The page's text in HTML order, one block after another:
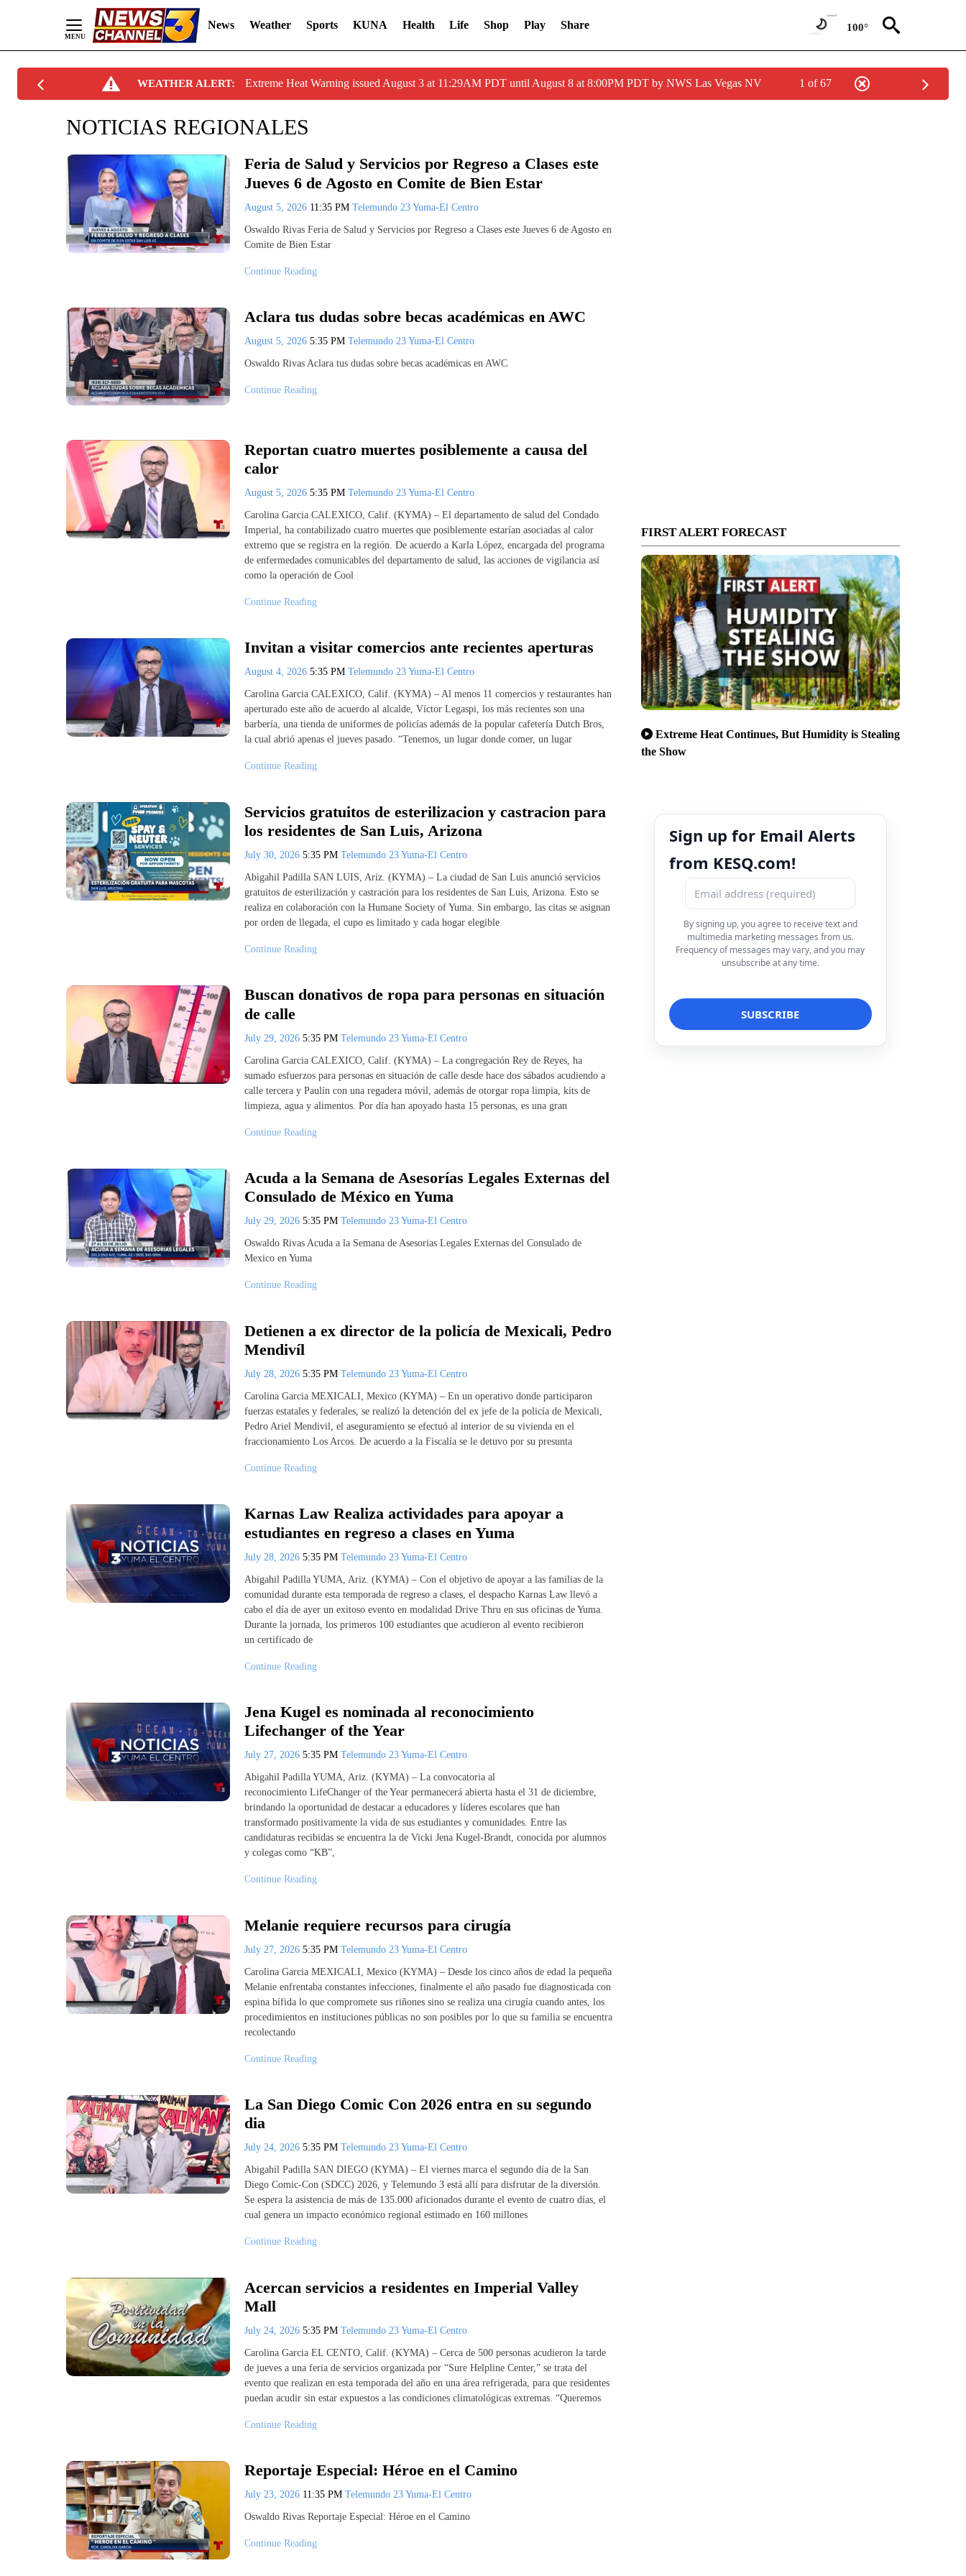
News Weather Sports KUNA Health Life Shop Play Share 100°
WEATHER ALERT: Extreme Heat Warning issued August 3 at 11:29AM PDT until August 8 at 8:00PM PDT by NWS Las Vegas NV 1 of 67
NOTICIAS REGIONALES
Feria de Salud y Servicios por Regreso a Clases este
Jueves 6 de Agosto en Comite de Bien Estar
August 5, 2026 11:35 PM Telemundo 23 Yuma-El Centro
Oswaldo Rivas Feria de Salud y Servicios por Regreso a Clases este Jueves 6 de Agosto en
Comite de Bien Estar
Continue Reading
Aclara tus dudas sobre becas académicas en AWC
August 5, 2026 5:35 PM Telemundo 23 Yuma-El Centro
Oswaldo Rivas Aclara tus dudas sobre becas académicas en AWC
Continue Reading
Reportan cuatro muertes posiblemente a causa del
calor
August 5, 2026 5:35 PM Telemundo 23 Yuma-El Centro
Carolina Garcia CALEXICO, Calif. (KYMA) – El departamento de salud del Condado
Imperial, ha contabilizado cuatro muertes que posiblemente estarían asociadas al calor
extremo que se registra en la región. De acuerdo a Karla López, encargada del programa
de enfermedades comunicables del departamento de salud, las acciones de vigilancia así
como la operación de Cool
Continue Reading
Invitan a visitar comercios ante recientes aperturas
August 4, 2026 5:35 PM Telemundo 23 Yuma-El Centro
Carolina Garcia CALEXICO, Calif. (KYMA) – Al menos 11 comercios y restaurantes han
aperturado este año de acuerdo al alcalde, Víctor Legaspi, los más recientes son una
barbería, una tienda de uniformes de policías además de la popular cafetería Dutch Bros,
la cual abrió apenas el jueves pasado. “Tenemos, un lugar donde comer, un lugar
Continue Reading
Servicios gratuitos de esterilizacion y castracion para
los residentes de San Luis, Arizona
July 30, 2026 5:35 PM Telemundo 23 Yuma-El Centro
Abigahil Padilla SAN LUIS, Ariz. (KYMA) – La ciudad de San Luis anunció servicios
gratuitos de esterilización y castración para los residentes de San Luis, Arizona. Esto se
realiza en colaboración con la Humane Society of Yuma. Sin embargo, las citas se asignan
por orden de llegada, el cupo es limitado y cada hogar elegible
Continue Reading
Buscan donativos de ropa para personas en situación
de calle
July 29, 2026 5:35 PM Telemundo 23 Yuma-El Centro
Carolina Garcia CALEXICO, Calif. (KYMA) – La congregación Rey de Reyes, ha
sumado esfuerzos para personas en situación de calle desde hace dos sábados acudiendo a
calle tercera y Paulín con una regadera móvil, además de otorgar ropa limpia, kits de
limpieza, agua y alimentos. Por día han apoyado hasta 15 personas, es una gran
Continue Reading
Acuda a la Semana de Asesorías Legales Externas del
Consulado de México en Yuma
July 29, 2026 5:35 PM Telemundo 23 Yuma-El Centro
Oswaldo Rivas Acuda a la Semana de Asesorias Legales Externas del Consulado de
Mexico en Yuma
Continue Reading
Detienen a ex director de la policía de Mexicali, Pedro
Mendivíl
July 28, 2026 5:35 PM Telemundo 23 Yuma-El Centro
Carolina Garcia MEXICALI, Mexico (KYMA) – En un operativo donde participaron
fuerzas estatales y federales, se realizó la detención del ex jefe de la policía de Mexicali,
Pedro Ariel Mendivil, el aseguramiento se efectuó al interior de su vivienda en el
fraccionamiento Los Arcos. De acuerdo a la Fiscalía se le detuvo por su presunta
Continue Reading
Karnas Law Realiza actividades para apoyar a
estudiantes en regreso a clases en Yuma
July 28, 2026 5:35 PM Telemundo 23 Yuma-El Centro
Abigahil Padilla YUMA, Ariz. (KYMA) – Con el objetivo de apoyar a las familias de la
comunidad durante esta temporada de regreso a clases, el despacho Karnas Law llevó a
cabo el día de ayer un exitoso evento en modalidad Drive Thru en sus oficinas de Yuma.
Durante la jornada, los primeros 100 estudiantes que acudieron al evento recibieron
un certificado de
Continue Reading
Jena Kugel es nominada al reconocimiento
Lifechanger of the Year
July 27, 2026 5:35 PM Telemundo 23 Yuma-El Centro
Abigahil Padilla YUMA, Ariz. (KYMA) – La convocatoria al
reconocimiento LifeChanger of the Year permanecerá abierta hasta el 31 de diciembre,
brindando la oportunidad de destacar a educadores y líderes escolares que han
transformado positivamente la vida de sus estudiantes y comunidades. Entre las
candidaturas recibidas se encuentra la de Vicki Jena Kugel-Brandt, conocida por alumnos
y colegas como “KB”,
Continue Reading
Melanie requiere recursos para cirugía
July 27, 2026 5:35 PM Telemundo 23 Yuma-El Centro
Carolina Garcia MEXICALI, Mexico (KYMA) – Desde los cinco años de edad la pequeña
Melanie enfrentaba constantes infecciones, finalmente el año pasado fue diagnosticada con
espina bífida lo que compromete sus riñones sino se realiza una cirugía cuando antes, los
procedimientos en instituciones públicas no son posibles por lo que su familia se encuentra
recolectando
Continue Reading
La San Diego Comic Con 2026 entra en su segundo
dia
July 24, 2026 5:35 PM Telemundo 23 Yuma-El Centro
Abigahil Padilla SAN DIEGO (KYMA) – El viernes marca el segundo día de la San
Diego Comic-Con (SDCC) 2026, y Telemundo 3 está allí para disfrutar de la diversión.
Se espera la asistencia de más de 135.000 aficionados durante el evento de cuatro días, el
cual genera un impacto económico regional estimado en 160 millones
Continue Reading
Acercan servicios a residentes en Imperial Valley
Mall
July 24, 2026 5:35 PM Telemundo 23 Yuma-El Centro
Carolina Garcia EL CENTO, Calif. (KYMA) – Cerca de 500 personas acudieron la tarde
de jueves a una feria de servicios organizada por “Sure Helpline Center,” se trata del
evento que realizan en esta temporada del año en una área refrigerada, para que residentes
puedan acudir sin estar expuestos a las condiciones climatológicas extremas. “Queremos
Continue Reading
Reportaje Especial: Héroe en el Camino
July 23, 2026 11:35 PM Telemundo 23 Yuma-El Centro
Oswaldo Rivas Reportaje Especial: Héroe en el Camino
Continue Reading
FIRST ALERT FORECAST
Extreme Heat Continues, But Humidity is Stealing
the Show
Sign up for Email Alerts
from KESQ.com!
By signing up, you agree to receive text and
multimedia marketing messages from us.
Frequency of messages may vary, and you may
unsubscribe at any time.